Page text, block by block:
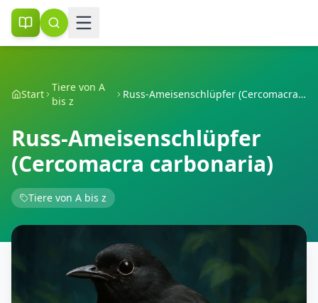
Start
Tiere von A
bis z
Russ-Ameisenschlüpfer (Cercomacra carbonaria)
Russ-Ameisenschlüpfer
(Cercomacra carbonaria)
Tiere von A bis z